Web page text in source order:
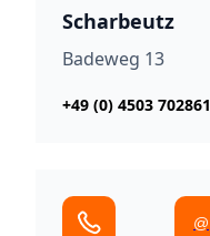
Scharbeutz
Badeweg 13
+49 (0) 4503 702861
@